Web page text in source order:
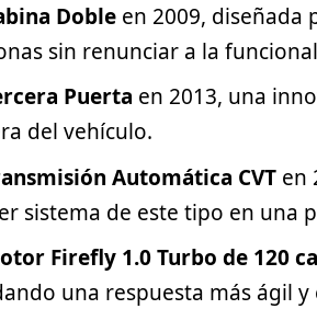
Doble en 2009, diseñada
sin renunciar a la
Puerta en 2013, una
del vehículo.
Automática CVT en
sistema de este tipo en una
Firefly 1.0 Turbo de 120
una respuesta más ágil y